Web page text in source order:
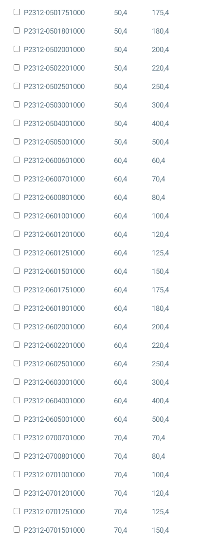
P2312-0501751000
50,4
175,4
P2312-0501801000
50,4
180,4
P2312-0502001000
50,4
200,4
P2312-0502201000
50,4
220,4
P2312-0502501000
50,4
250,4
P2312-0503001000
50,4
300,4
P2312-0504001000
50,4
400,4
P2312-0505001000
50,4
500,4
P2312-0600601000
60,4
60,4
P2312-0600701000
60,4
70,4
P2312-0600801000
60,4
80,4
P2312-0601001000
60,4
100,4
P2312-0601201000
60,4
120,4
P2312-0601251000
60,4
125,4
P2312-0601501000
60,4
150,4
P2312-0601751000
60,4
175,4
P2312-0601801000
60,4
180,4
P2312-0602001000
60,4
200,4
P2312-0602201000
60,4
220,4
P2312-0602501000
60,4
250,4
P2312-0603001000
60,4
300,4
P2312-0604001000
60,4
400,4
P2312-0605001000
60,4
500,4
P2312-0700701000
70,4
70,4
P2312-0700801000
70,4
80,4
P2312-0701001000
70,4
100,4
P2312-0701201000
70,4
120,4
P2312-0701251000
70,4
125,4
P2312-0701501000
70,4 150,4